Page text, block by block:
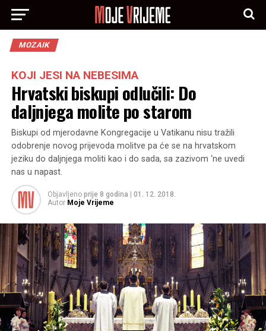
MOZAIK
KOJI JESI NA NEBESIMA
Hrvatski biskupi odlučili: Do
daljnjega molite po starom
Biskupi od mjerodavne Kongregacije u Vatikanu nisu tražili
odobrenje novog prijevoda molitve pa će se na hrvatskom
jeziku do daljnjega moliti kao i do sada, sa zazivom ‘ne uvedi
nas u napast.
Objavljeno prije 8 godina
01. 12. 2018.
Autor Moje Vrijeme